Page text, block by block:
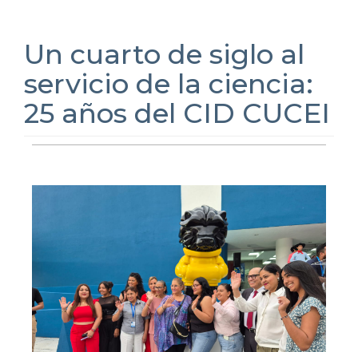
Un cuarto de siglo al
servicio de la ciencia:
25 años del CID CUCEI